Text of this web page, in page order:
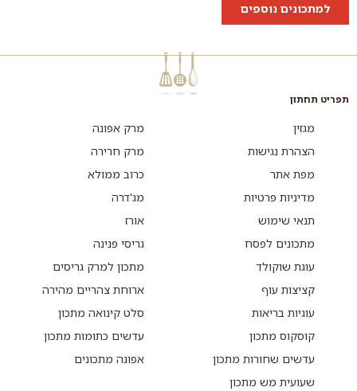
למתכונים נוספים
תפריט תחתון
מגזין
הצהרת נגישות
מפת אתר
מדיניות פרטיות
תנאי שימוש
מתכונים לפסח
עוגת שוקולד
קציצות עוף
עוגיות בריאות
קוסקוס מתכון
עדשים שחורות מתכון
שעועית מש מתכון
מרק אפונה
מרק חרירה
כרוב ממולא
מג'דרה
אורז
גריסי פנינה
מתכון למרק גריסים
ארוחת צהריים מהירה
סלט קינואה מתכון
עדשים כתומות מתכון
אפונה מתכונים